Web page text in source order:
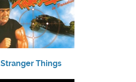
Stranger Things